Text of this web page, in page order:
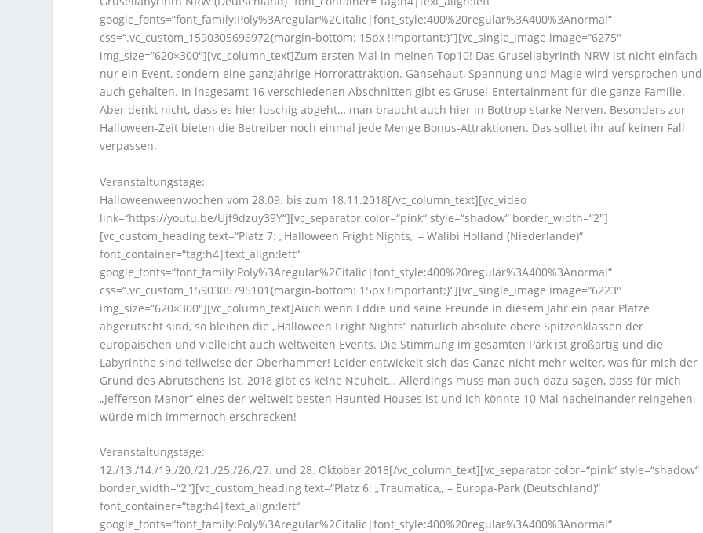
google_fonts=“font_family:Poly%3Aregular%2Citalic|font_style:400%20regular%3A400%3Anormal“
css=“.vc_custom_1590305696972{margin-bottom: 15px !important;}“][vc_single_image image=“6275″
img_size=“620×300″][vc_column_text]Zum ersten Mal in meinen Top10! Das Grusellabyrinth NRW ist nicht einfach
nur ein Event, sondern eine ganzjährige Horrorattraktion. Gänsehaut, Spannung und Magie wird versprochen und
auch gehalten. In insgesamt 16 verschiedenen Abschnitten gibt es Grusel-Entertainment für die ganze Familie.
Aber denkt nicht, dass es hier luschig abgeht… man braucht auch hier in Bottrop starke Nerven. Besonders zur
Halloween-Zeit bieten die Betreiber noch einmal jede Menge Bonus-Attraktionen. Das solltet ihr auf keinen Fall
verpassen.
Veranstaltungstage:
Halloweenweenwochen vom 28.09. bis zum 18.11.2018[/vc_column_text][vc_video
link=“https://youtu.be/Ujf9dzuy39Y“][vc_separator color=“pink“ style=“shadow“ border_width=“2″]
[vc_custom_heading text=“Platz 7: „Halloween Fright Nights„ – Walibi Holland (Niederlande)“
font_container=“tag:h4|text_align:left“
google_fonts=“font_family:Poly%3Aregular%2Citalic|font_style:400%20regular%3A400%3Anormal“
css=“.vc_custom_1590305795101{margin-bottom: 15px !important;}“][vc_single_image image=“6223″
img_size=“620×300″][vc_column_text]Auch wenn Eddie und seine Freunde in diesem Jahr ein paar Plätze
abgerutscht sind, so bleiben die „Halloween Fright Nights“ natürlich absolute obere Spitzenklassen der
europäischen und vielleicht auch weltweiten Events. Die Stimmung im gesamten Park ist großartig und die
Labyrinthe sind teilweise der Oberhammer! Leider entwickelt sich das Ganze nicht mehr weiter, was für mich der
Grund des Abrutschens ist. 2018 gibt es keine Neuheit… Allerdings muss man auch dazu sagen, dass für mich
„Jefferson Manor“ eines der weltweit besten Haunted Houses ist und ich könnte 10 Mal nacheinander reingehen,
würde mich immernoch erschrecken!
Veranstaltungstage:
12./13./14./19./20./21./25./26./27. und 28. Oktober 2018[/vc_column_text][vc_separator color=“pink“ style=“shadow“
border_width=“2″][vc_custom_heading text=“Platz 6: „Traumatica„ – Europa-Park (Deutschland)“
font_container=“tag:h4|text_align:left“
google_fonts=“font_family:Poly%3Aregular%2Citalic|font_style:400%20regular%3A400%3Anormal“